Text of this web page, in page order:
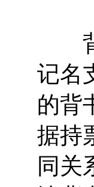
背
记名
的背
据持
同关